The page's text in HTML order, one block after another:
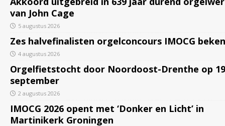
van John Cage
5 augustus 2026
Zes halvefinalisten orgelconcours IMOCG
4 augustus 2026
Orgelfietstocht door Noordoost-Drenthe op 19
september
2 augustus 2026
IMOCG 2026 opent met ‘Donker en Licht’ in
Martinikerk Groningen